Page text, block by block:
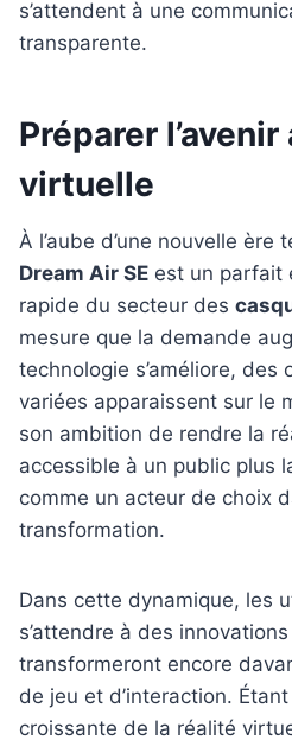
s’attendent à une
transparente.
Préparer
virtuelle
À l’aube d’une nouvelle ère
Dream Air SE est un parfait
rapide du secteur des
mesure que la demande
technologie s’améliore, des
variées apparaissent sur le
son ambition de rendre la
accessible à un public plus
comme un acteur de choix
transformation.
Dans cette dynamique, les
s’attendre à des
transformeront encore
de jeu et d’interaction.
croissante de la réalité